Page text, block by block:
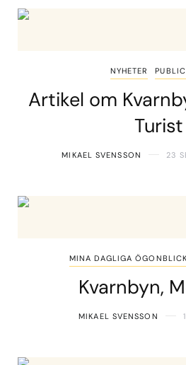
NYHETER
Artikel om
Turist
MIKAEL SVENSSON 23
MINA DAGLIGA ÖGONBLICK
Kvarnbyn,
MIKAEL SVENSSON